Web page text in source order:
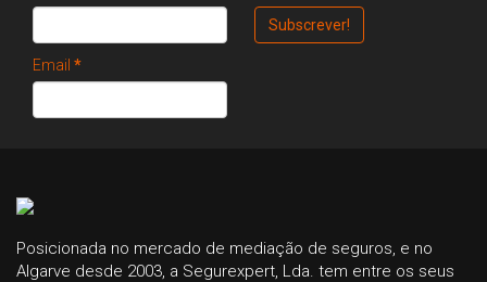
Email *
Posicionada no mercado de mediação de seguros, e no
Algarve desde 2003, a Segurexpert, Lda. tem entre os seus